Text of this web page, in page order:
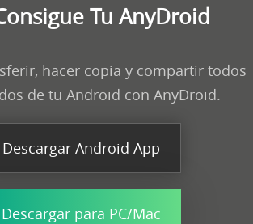
Tu AnyDroid
hacer copia y compartir todos
de tu Android con AnyDroid.
Descargar Android App
Descargar para PC/Mac